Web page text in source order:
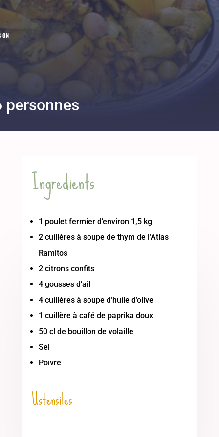
personnes
Ingredients
1 poulet fermier d’environ 1,5 kg
2 cuillères à soupe de thym de l’Atlas
Ramitos
2 citrons confits
4 gousses d’ail
4 cuillères à soupe d’huile d’olive
1 cuillère à café de paprika doux
50 cl de bouillon de volaille
Sel
Poivre
Ustensiles